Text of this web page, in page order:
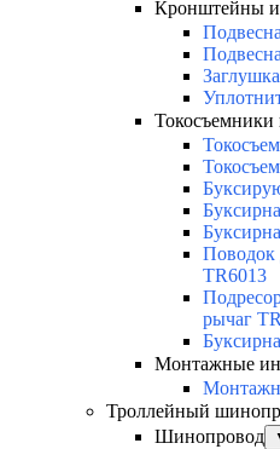
Кронштейны
Токосъемники
Поводок
TR6013
рычаг
Монтажные
Троллейный
Шинопровод